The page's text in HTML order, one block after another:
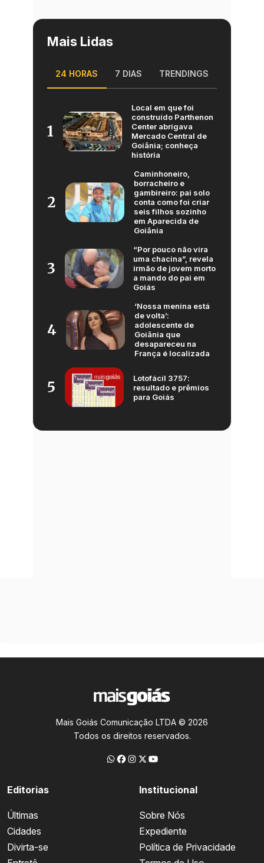
Mais Lidas
24 HORAS 7 DIAS TRENDINGS
1
Local em que foi
construído Parthenon
Center abrigava
Mercado Central de
Goiânia; conheça
história
2
Caminhoneiro,
borracheiro e
gambireiro: pai solo
conta como foi criar
seis filhos sozinho
em Aparecida de
Goiânia
3
“Por pouco não vira
uma chacina”, revela
irmão de jovem morto
a mando do pai em
Goiás
4
‘Nossa menina está
de volta’:
adolescente de
Goiânia que
desapareceu na
França é localizada
5
Lotofácil 3757:
resultado e prêmios
para Goiás
Mais Goiás Comunicação LTDA © 2026
Todos os direitos reservados.
Editorias
Últimas
Cidades
Divirta-se
Institucional
Sobre Nós
Expediente
Política de Privacidade